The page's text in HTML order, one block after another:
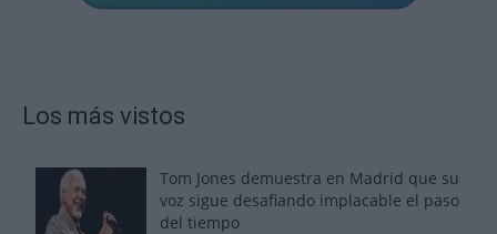
Los más vistos
Tom Jones demuestra en Madrid que su
voz sigue desafiando implacable el paso
del tiempo